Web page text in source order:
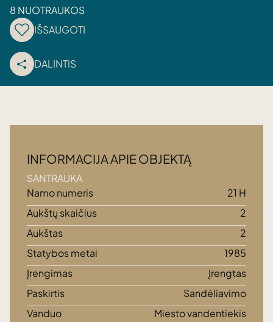
8 NUOTRAUKOS
IŠSAUGOTI
DALINTIS
INFORMACIJA APIE OBJEKTĄ
SANTRAUKA
Namo numeris
21 H
Aukštų skaičius
2
Aukštas
2
Statybos metai
1985
Įrengimas
Įrengtas
Paskirtis
Sandėliavimo
Vanduo
Miesto vandentiekis